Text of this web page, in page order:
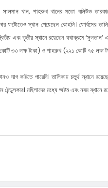
ইউএনও সুমাইয়া
দ্বীনি খেদমতের স্বীকৃতি, ভালোবাসায়
মাওলানা গোলাম ওয়াহিদ
কুশিয়ারায় নতুন করে ভাঙন, আতঙ্কে
জকিগঞ্জের নদীপাড়ের মানুষ
গণঅভ্যুত্থান দিবস পালিত
কটূক্তির বিরুদ্ধে বি/ক্ষো/ভ
লোভাছড়া পাথর কোয়ারী নিয়ে নতুন আশার
ডিএমডি পরিচালকবিশ্ব মাতৃদুগ্ধ সপ্তাহের আলোচনা সভা
সালমান খান, শাহরুখ খানের মতো বলিউড
ফটোতেও স্থান পেয়েছেন কোহলি। ফোর্বসের
এবং তৃতীয় স্থানে রয়েছেন যথাক্রমে
৩৩ লক্ষ টাকা‌)‌ ও শাহরুখ (২২১ কোটি ৭৫ লক্ষ
দাগ কাটতে পারেনি। তালিকায় চতুর্থ স্থানে
টেন্ডুলকার। মহিলাদের মধ্যে অষ্টম এবং নবম স্থানে